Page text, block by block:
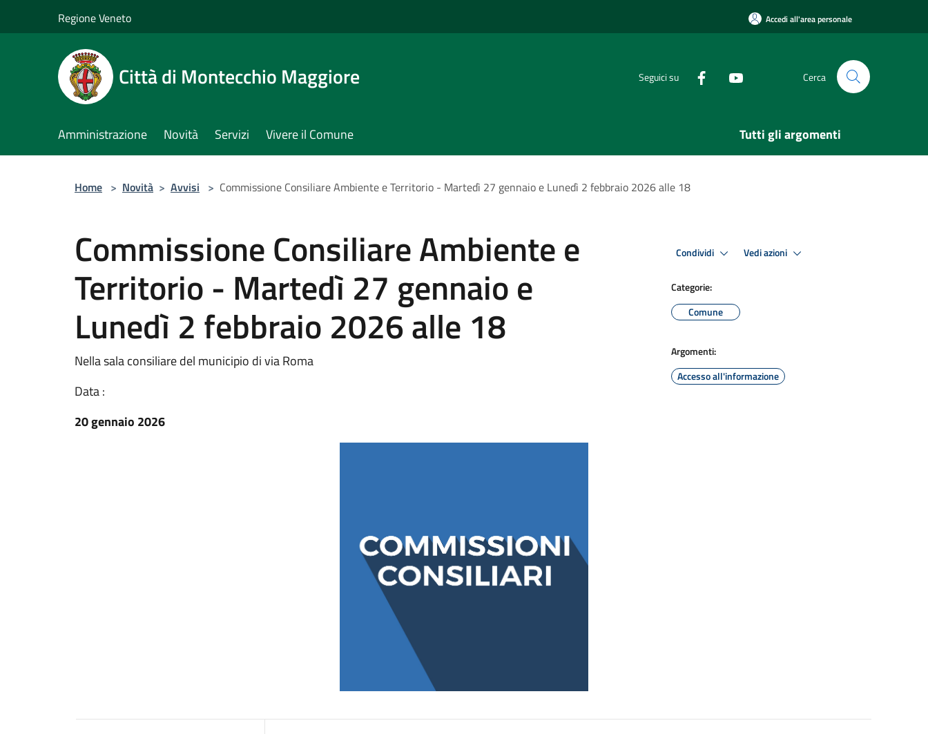
Regione Veneto Accedi all'area personale
Città di Montecchio Maggiore Seguici su Cerca
Amministrazione Novità Servizi Vivere il Comune Tutti gli argomenti
Home > Novità > Avvisi > Commissione Consiliare Ambiente e Territorio - Martedì 27 gennaio e Lunedì 2 febbraio 2026 alle 18
Commissione Consiliare Ambiente e
Territorio - Martedì 27 gennaio e
Lunedì 2 febbraio 2026 alle 18
Nella sala consiliare del municipio di via Roma
Data :
20 gennaio 2026
Condividi Vedi azioni
Categorie:
Comune
Argomenti:
Accesso all'informazione